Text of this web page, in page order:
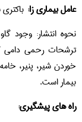
عامل بیماری زا:
نحوه انتشار: وجود
ترشحات رحمی دامی
خوردن شیر، پنیر،
بیمار است.
راه های پیشگیری: